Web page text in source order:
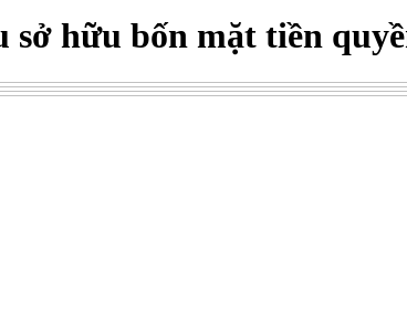
sở hữu bốn mặt tiền